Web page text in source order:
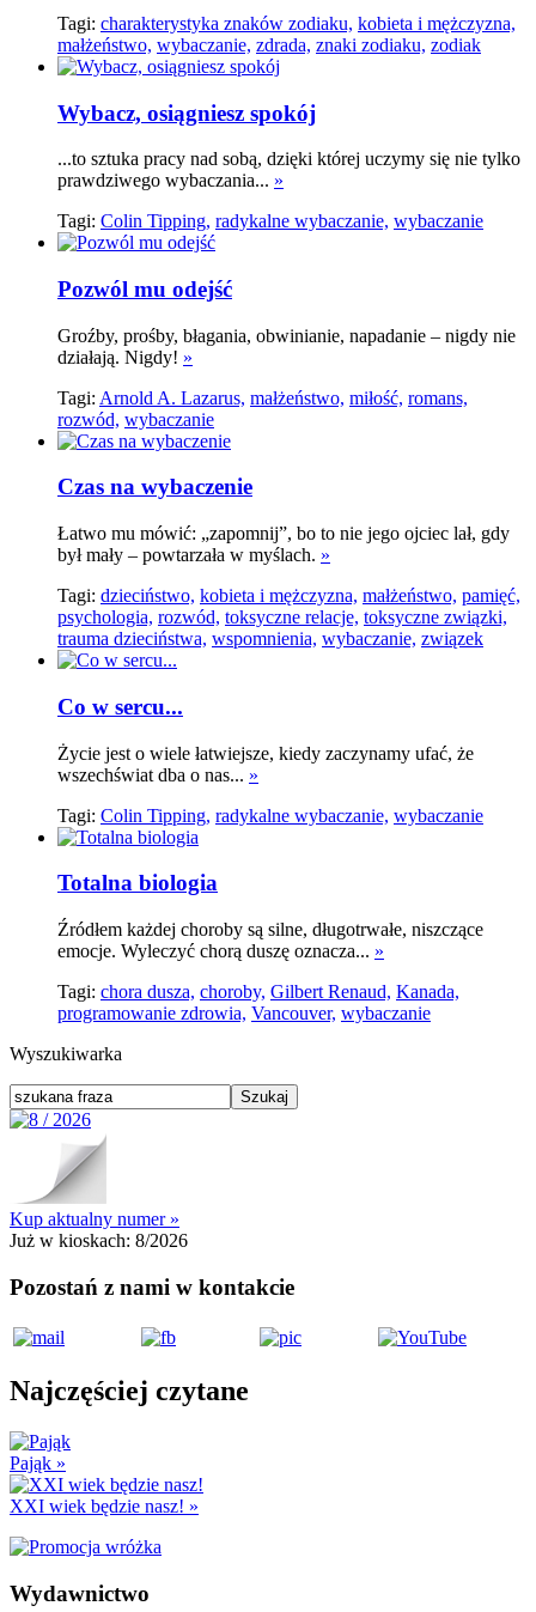
Tagi: charakterystyka znaków zodiaku, kobieta i mężczyzna,
małżeństwo, wybaczanie, zdrada, znaki zodiaku, zodiak
Wybacz, osiągniesz spokój
...to sztuka pracy nad sobą, dzięki której uczymy się nie tylko
prawdziwego wybaczania... »
Tagi: Colin Tipping, radykalne wybaczanie, wybaczanie
Pozwól mu odejść
Groźby, prośby, błagania, obwinianie, napadanie – nigdy nie
działają. Nigdy! »
Tagi: Arnold A. Lazarus, małżeństwo, miłość, romans,
rozwód, wybaczanie
Czas na wybaczenie
Łatwo mu mówić: „zapomnij”, bo to nie jego ojciec lał, gdy
był mały – powtarzała w myślach. »
Tagi: dzieciństwo, kobieta i mężczyzna, małżeństwo, pamięć,
psychologia, rozwód, toksyczne relacje, toksyczne związki,
trauma dzieciństwa, wspomnienia, wybaczanie, związek
Co w sercu...
Życie jest o wiele łatwiejsze, kiedy zaczynamy ufać, że
wszechświat dba o nas... »
Tagi: Colin Tipping, radykalne wybaczanie, wybaczanie
Totalna biologia
Źródłem każdej choroby są silne, długotrwałe, niszczące
emocje. Wyleczyć chorą duszę oznacza... »
Tagi: chora dusza, choroby, Gilbert Renaud, Kanada,
programowanie zdrowia, Vancouver, wybaczanie
Wyszukiwarka
Kup aktualny numer »
Już w kioskach: 8/2026
Pozostań z nami w kontakcie
Najczęściej czytane
Pająk »
XXI wiek będzie nasz! »
Wydawnictwo